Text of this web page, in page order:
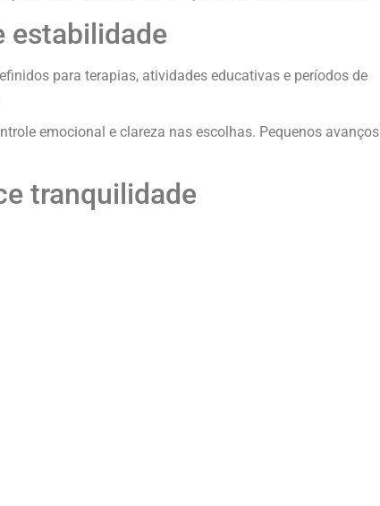
estabilidade
para terapias, atividades educativas e períodos de
emocional e clareza nas escolhas. Pequenos avanços
tranquilidade